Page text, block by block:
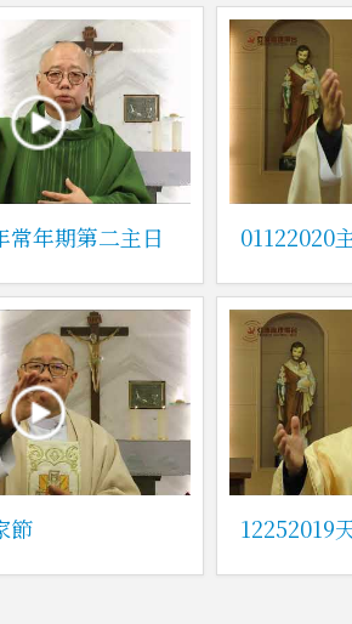
常年期第二主日 01122020
節 12252019